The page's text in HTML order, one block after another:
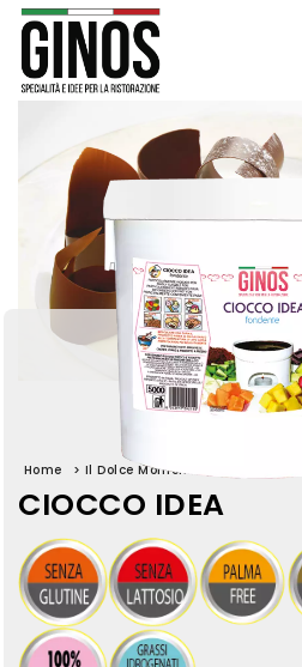
Home > Il Dolce Momento
CIOCCO IDEA